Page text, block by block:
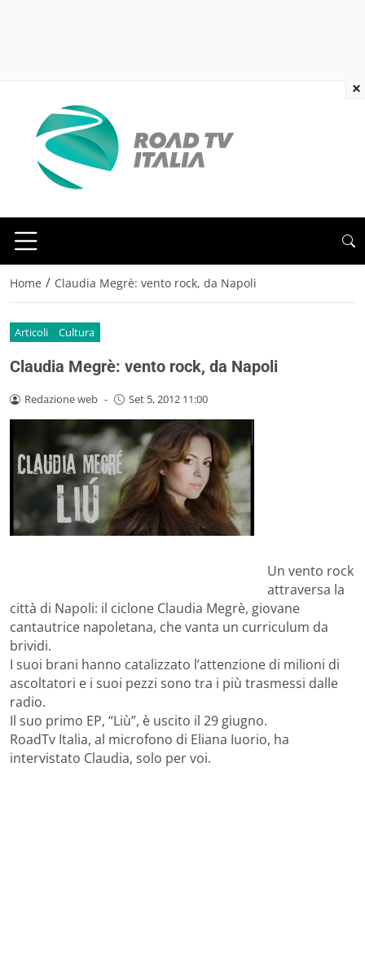
Home / Claudia Megrè: vento rock, da Napoli
Articoli Cultura
Claudia Megrè: vento rock, da Napoli
Redazione web - Set 5, 2012 11:00
Un vento rock
attraversa la
città di Napoli: il ciclone Claudia Megrè, giovane
cantautrice napoletana, che vanta un curriculum da
brividi.
I suoi brani hanno catalizzato l’attenzione di milioni di
ascoltatori e i suoi pezzi sono tra i più trasmessi dalle
radio.
Il suo primo EP, “Liù”, è uscito il 29 giugno.
RoadTv Italia, al microfono di Eliana Iuorio, ha
intervistato Claudia, solo per voi.
×